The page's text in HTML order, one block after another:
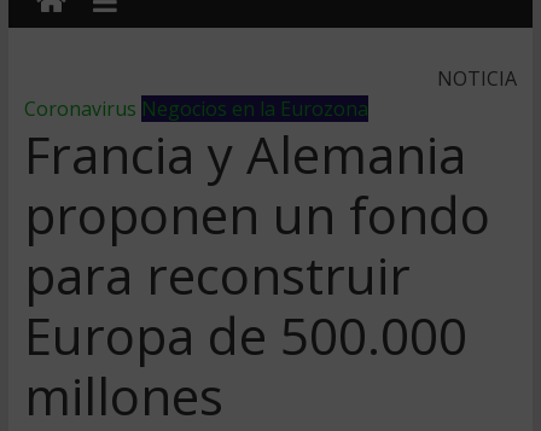
NOTICIA
Coronavirus Negocios en la Eurozona
Francia y Alemania
proponen un fondo
para reconstruir
Europa de 500.000
millones